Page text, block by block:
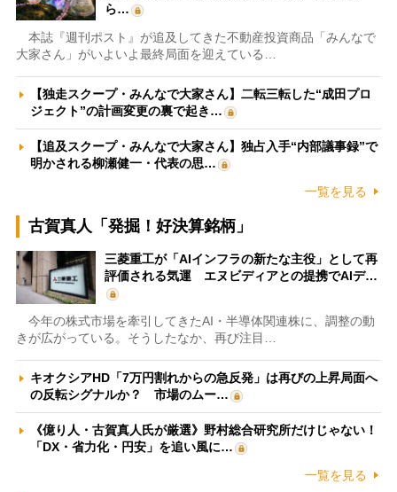
ら…
本誌『週刊ポスト』が追及してきた不動産投資商品「みんなで
大家さん」がいよいよ最終局面を迎えている…
【独走スクープ・みんなで大家さん】二転三転した“成田プロ
ジェクト”の計画変更の裏で起き…
【追及スクープ・みんなで大家さん】独占入手“内部議事録”で
明かされる柳瀬健一・代表の思…
一覧を見る
古賀真人「発掘！好決算銘柄」
三菱重工が「AIインフラの新たな主役」として再
評価される気運 エヌビディアとの提携でAIデ…
今年の株式市場を牽引してきたAI・半導体関連株に、調整の動
きが広がっている。そうしたなか、再び注目…
キオクシアHD「7万円割れからの急反発」は再びの上昇局面へ
の反転シグナルか？ 市場のムー…
《億り人・古賀真人氏が厳選》野村総合研究所だけじゃない！
「DX・省力化・円安」を追い風に…
一覧を見る